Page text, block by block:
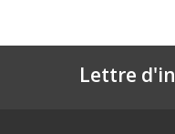
Lettre